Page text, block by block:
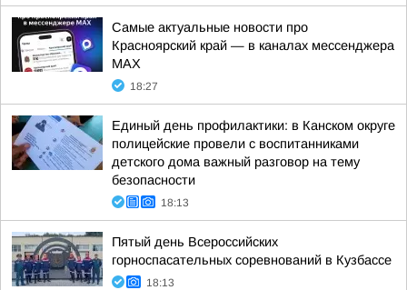
Самые актуальные новости про
Красноярский край — в каналах мессенджера
MAX
18:27
Единый день профилактики: в Канском округе
полицейские провели с воспитанниками
детского дома важный разговор на тему
безопасности
18:13
Пятый день Всероссийских
горноспасательных соревнований в Кузбассе
18:13